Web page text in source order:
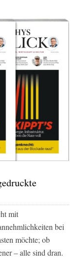
mit
bei
möchte; ob
– alle sind dran.